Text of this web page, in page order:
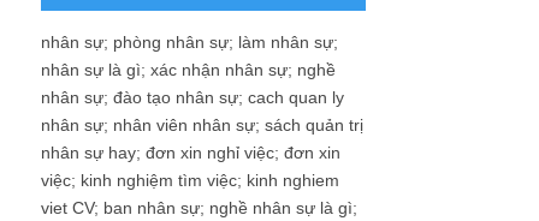
nhân sự; phòng nhân sự; làm nhân sự;
nhân sự là gì; xác nhận nhân sự; nghề
nhân sự; đào tạo nhân sự; cach quan ly
nhân sự; nhân viên nhân sự; sách quản trị
nhân sự hay; đơn xin nghỉ việc; đơn xin
việc; kinh nghiệm tìm việc; kinh nghiem
viet CV; ban nhân sự; nghề nhân sự là gì;